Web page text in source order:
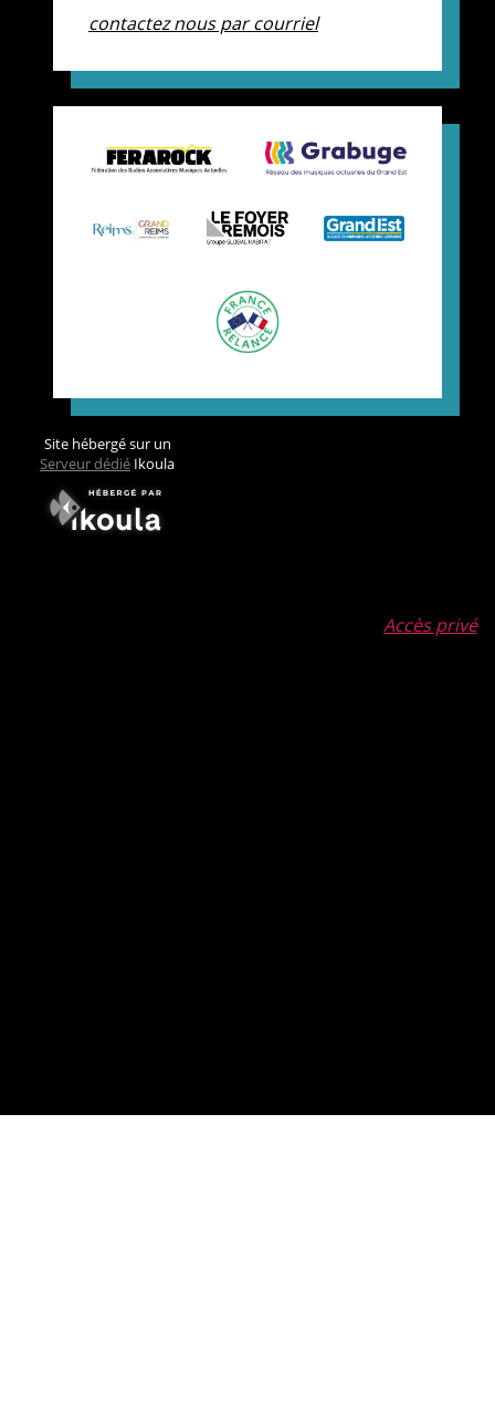
contactez nous par courriel
Site hébergé sur un
Serveur dédié Ikoula
Accès privé